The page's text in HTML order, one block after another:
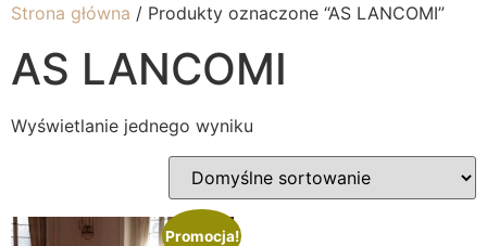
Strona główna / Produkty oznaczone “AS LANCOMI”
AS LANCOMI
Wyświetlanie jednego wyniku
Promocja!